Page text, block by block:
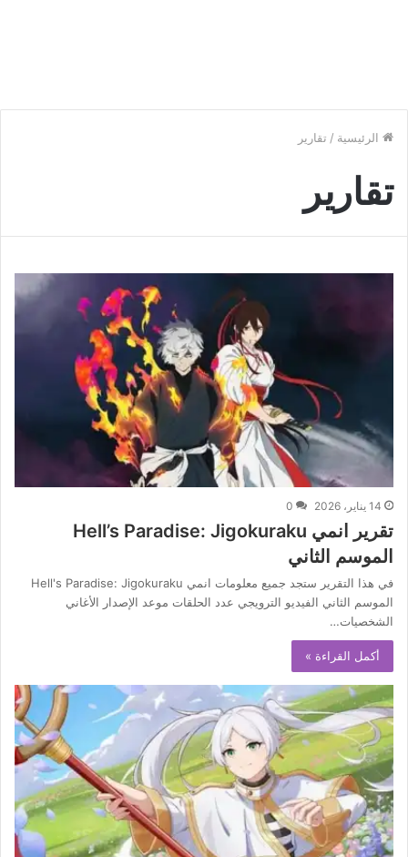
الرئيسية / تقارير
تقارير
14 يناير، 2026 0
تقرير انمي Hell’s Paradise: Jigokuraku
الموسم الثاني
في هذا التقرير ستجد جميع معلومات انمي Hell's Paradise: Jigokuraku
الموسم الثاني الفيديو الترويجي عدد الحلقات موعد الإصدار الأغاني
الشخصيات…
أكمل القراءة »